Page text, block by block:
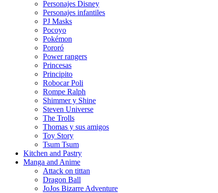
Personajes Disney
Personajes infantiles
PJ Masks
Pocoyo
Pokémon
Pororó
Power rangers
Princesas
Principito
Robocar Poli
Rompe Ralph
Shimmer y Shine
Steven Universe
The Trolls
Thomas y sus amigos
Toy Story
Tsum Tsum
Kitchen and Pastry
Manga and Anime
Attack on tittan
Dragon Ball
JoJos Bizarre Adventure